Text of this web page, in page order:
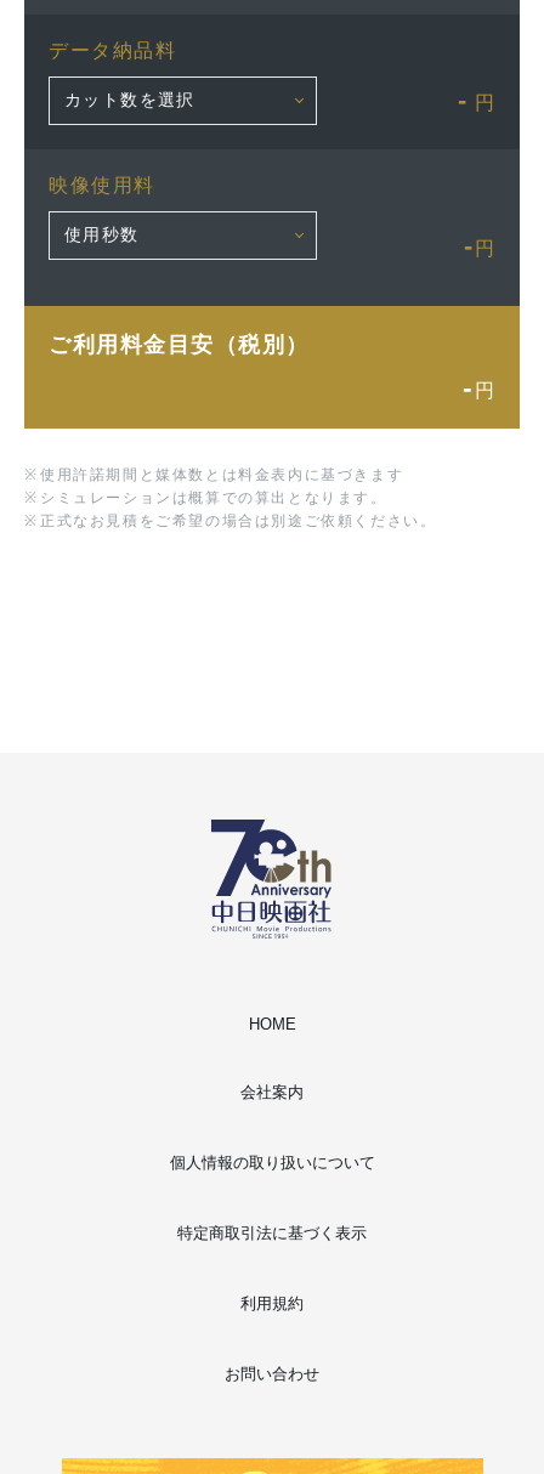
データ納品料
- 円
映像使用料
- 円
ご利用料金目安（税別）
- 円
※ 使用許諾期間と媒体数とは料金表内に基づきます
※ シミュレーションは概算での算出となります。
※ 正式なお見積をご希望の場合は別途ご依頼ください。
HOME
会社案内
個人情報の取り扱いについて
特定商取引法に基づく表示
利用規約
お問い合わせ